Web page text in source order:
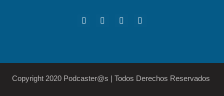
Copyright 2020 Podcaster@s | Todos Derechos Reservados